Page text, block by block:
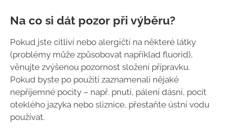
Na co si dát pozor při výběru?
Pokud jste citliví nebo alergičtí na některé látky
(problémy může způsobovat například fluorid),
věnujte zvýšenou pozornost složení přípravku.
Pokud byste po použití zaznamenali nějaké
nepříjemné pocity – např. pnutí, pálení dásní, pocit
oteklého jazyka nebo sliznice, přestaňte ústní vodu
používat.